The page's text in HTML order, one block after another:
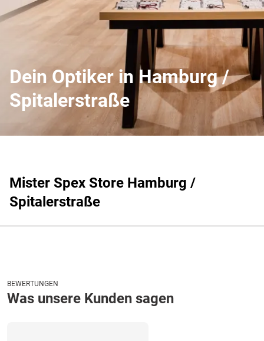
Dein Optiker in Hamburg /
Spitalerstraße
Mister Spex Store Hamburg /
Spitalerstraße
BEWERTUNGEN
Was unsere Kunden sagen